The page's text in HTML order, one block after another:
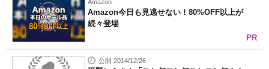
Amazon
Amazon今日も見逃せない！80%OFF以上が
続々登場
PR
公開 2014/12/26